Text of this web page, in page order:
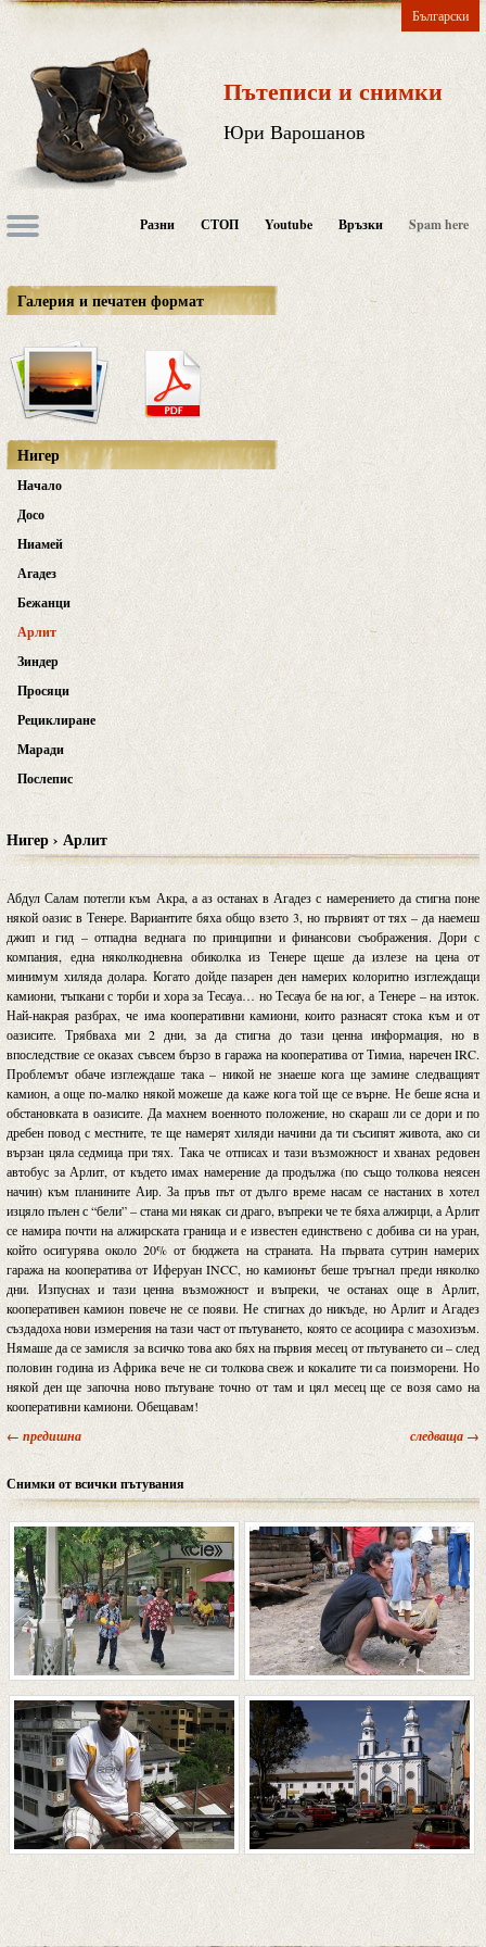
Български
Пътеписи и снимки
Юри Варошанов
Разни СТОП Youtube Връзки Spam here
Галерия и печатен формат
Нигер
Начало
Досо
Ниамей
Агадез
Бежанци
Арлит
Зиндер
Просяци
Рециклиране
Маради
Послепис
Нигер › Арлит
Абдул Салам потегли към Акра, а аз останах в Агадез с намерението да стигна поне
някой оазис в Тенере. Вариантите бяха общо взето 3, но първият от тях – да наемеш
джип и гид – отпадна веднага по принципни и финансови съображения. Дори с
компания, една няколкодневна обиколка из Тенере щеше да излезе на цена от
минимум хиляда долара. Когато дойде пазарен ден намерих колоритно изглеждащи
камиони, тъпкани с торби и хора за Тесауа… но Тесауа бе на юг, а Тенере – на изток.
Най-накрая разбрах, че има кооперативни камиони, които разнасят стока към и от
оазисите. Трябваха ми 2 дни, за да стигна до тази ценна информация, но в
впоследствие се оказах съвсем бързо в гаража на кооператива от Тимиа, наречен IRC.
Проблемът обаче изглеждаше така – никой не знаеше кога ще замине следващият
камион, а още по-малко някой можеше да каже кога той ще се върне. Не беше ясна и
обстановката в оазисите. Да махнем военното положение, но скараш ли се дори и по
дребен повод с местните, те ще намерят хиляди начини да ти съсипят живота, ако си
вързан цяла седмица при тях. Така че отписах и тази възможност и хванах редовен
автобус за Арлит, от където имах намерение да продължа (по също толкова неясен
начин) към планините Аир. За пръв път от дълго време насам се настаних в хотел
изцяло пълен с “бели” – стана ми някак си драго, въпреки че те бяха алжирци, а Арлит
се намира почти на алжирската граница и е известен единствено с добива си на уран,
който осигурява около 20% от бюджета на страната. На първата сутрин намерих
гаража на кооператива от Иферуан INCC, но камионът беше тръгнал преди няколко
дни. Изпуснах и тази ценна възможност и въпреки, че останах още в Арлит,
кооперативен камион повече не се появи. Не стигнах до никъде, но Арлит и Агадез
създадоха нови измерения на тази част от пътуването, която се асоциира с мазохизъм.
Нямаше да се замисля за всичко това ако бях на първия месец от пътуването си – след
половин година из Африка вече не си толкова свеж и кокалите ти са поизморени. Но
някой ден ще започна ново пътуване точно от там и цял месец ще се возя само на
кооперативни камиони. Обещавам!
← предишна следваща →
Снимки от всички пътувания